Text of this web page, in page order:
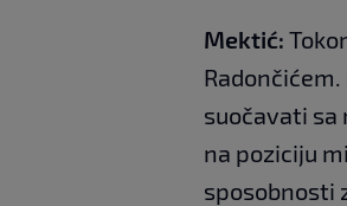
Mektić:
suočavati sa
na poziciju
sposobnosti